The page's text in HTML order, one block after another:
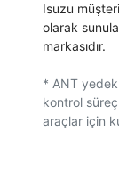
Isuzu
olarak
markasıdır.
* ANT yedek
kontrol
araçlar için